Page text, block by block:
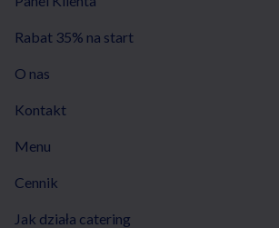
Rabat 35% na start
O nas
Kontakt
Menu
Cennik
Jak działa catering